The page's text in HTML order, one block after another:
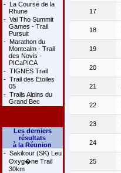
- La Course de la
Rhune
- Val Tho Summit
Games - Trail
Pursuit
- Marathon du
Montcalm - Trail
des Novis -
PICaPICA
- TIGNES Trail
- Trail des Etoiles
05
- Trails Alpins du
Grand Bec
Les derniers
résultats
à la Réunion
- Sakikour (SK) Leu
Oxyg�ne Trail
30km
17
18
19
20
21
22
23
24
25